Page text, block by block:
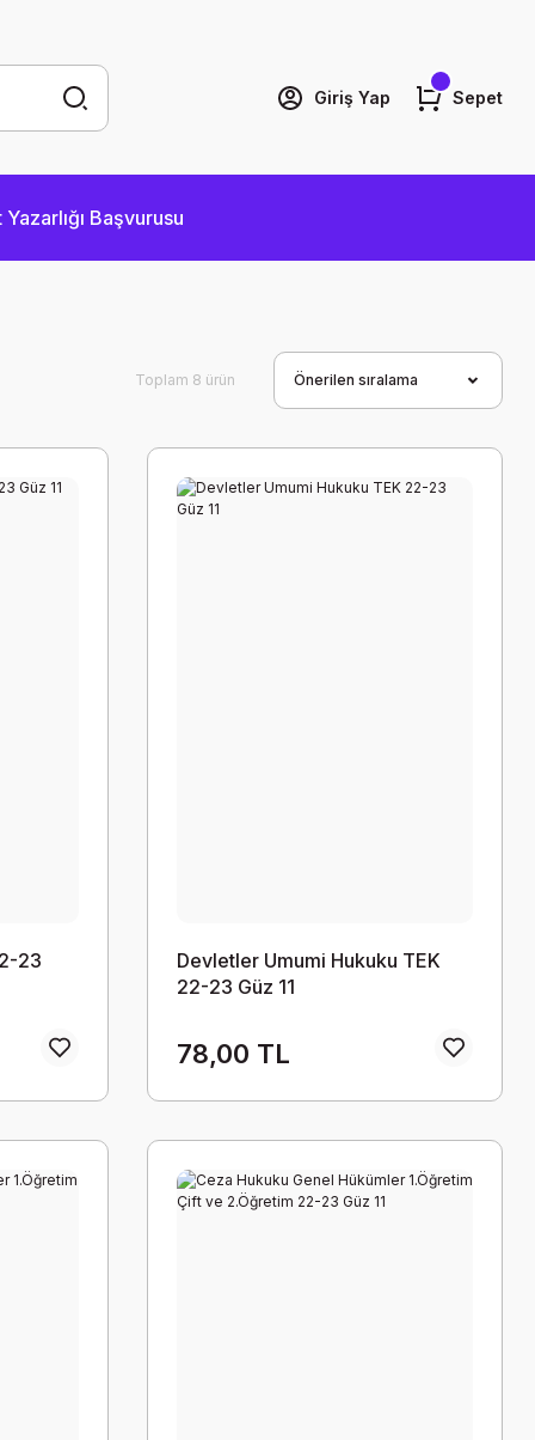
Giriş Yap Sepet
Yazarlığı Başvurusu
Toplam 8 ürün
23
Devletler Umumi Hukuku TEK
22-23 Güz 11
78,00 TL